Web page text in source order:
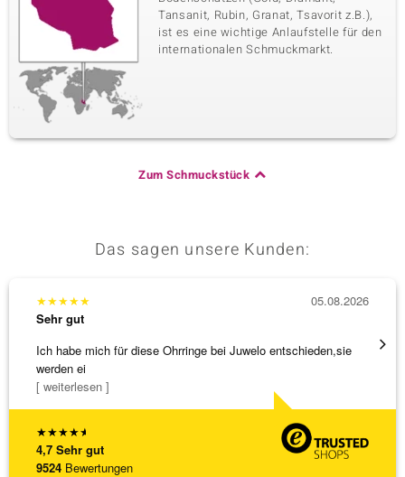
Tansanit, Rubin, Granat, Tsavorit z.B.),
ist es eine wichtige Anlaufstelle für den
internationalen Schmuckmarkt.
Zum Schmuckstück
Das sagen unsere Kunden:
★★★★★
4,7 Sehr gut
9524 Bewertungen
★★★★★
Sehr gut
Ich habe mich für diese Ohrringe bei Juwelo entschieden,sie
werden ei
[ weiterlesen ]
05.08.2026